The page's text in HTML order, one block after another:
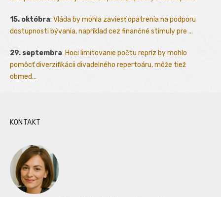
15. októbra: Vláda by mohla zaviesť opatrenia na podporu
dostupnosti bývania, napríklad cez finančné stimuly pre ...
29. septembra: Hoci limitovanie počtu repríz by mohlo
pomôcť diverzifikácii divadelného repertoáru, môže tiež
obmed...
KONTAKT